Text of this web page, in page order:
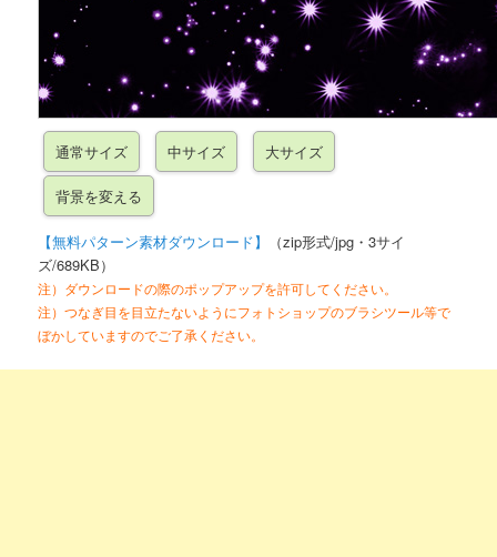
【無料パターン素材ダウンロード】
（zip形式/jpg・3サイ
ズ/689KB）
注）ダウンロードの際のポップアップを許可してください。
注）つなぎ目を目立たないようにフォトショップのブラシツール等で
ぼかしていますのでご了承ください。